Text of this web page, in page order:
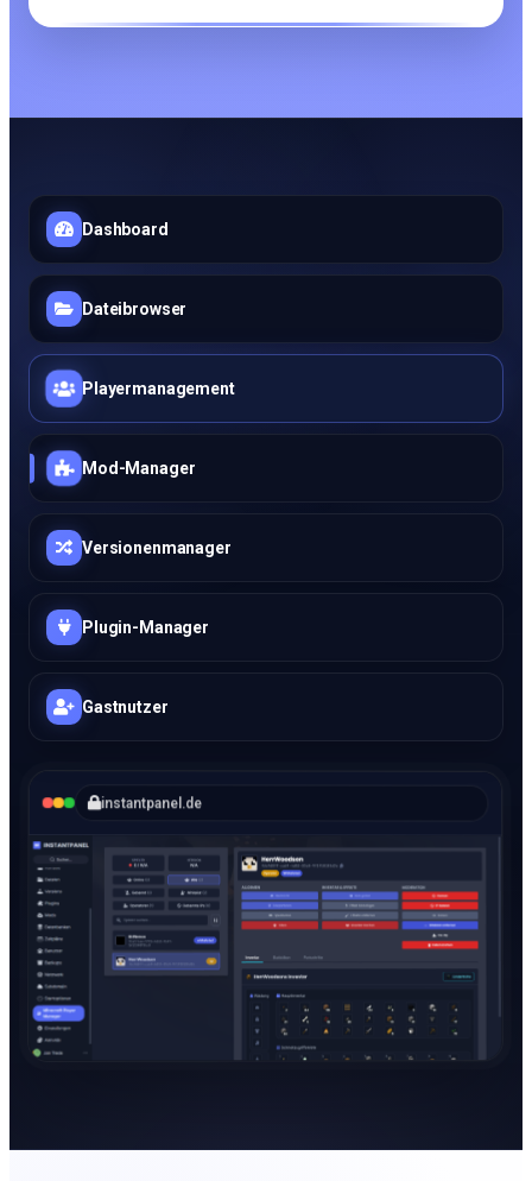
Dashboard
Dateibrowser
Playermanagement
Mod-Manager
Versionenmanager
Plugin-Manager
Gastnutzer
instantpanel.de